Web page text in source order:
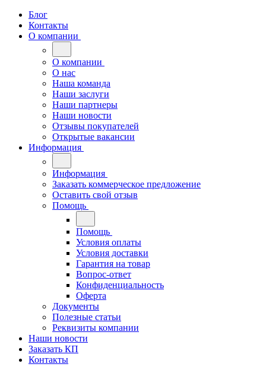
Блог
Контакты
О компании
О компании
О нас
Наша команда
Наши заслуги
Наши партнеры
Наши новости
Отзывы покупателей
Открытые вакансии
Информация
Информация
Заказать коммерческое предложение
Оставить свой отзыв
Помощь
Помощь
Условия оплаты
Условия доставки
Гарантия на товар
Вопрос-ответ
Конфиденциальность
Оферта
Документы
Полезные статьи
Реквизиты компании
Наши новости
Заказать КП
Контакты